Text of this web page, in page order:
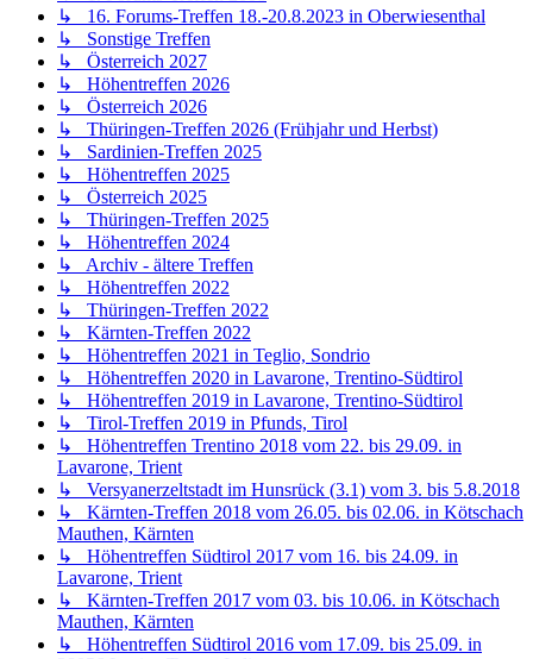
↳ Kärnten-Treffen 2016 vom 28.05. bis 04.06. in
Sonnenalpe Nassfeld, Kärnten
↳ Höhentreffen Südtirol 2015
↳ Zelt- und Zuchtreffen Pfalzfeld 2015
↳ Kärnten-Treffen 2015
↳ Höhentreffen Südtirol 2014
↳ Kärnten-Treffen 2014
↳ Höhentreffen Südtirol 2013
↳ Kärnten-Treffen 2013
↳ Höhentreffen Südtirol 2012
↳ Treffen Salzburger Land 2012
↳ Höhentreffen Südtirol 2011
↳ Saisoneröffnungstreffen 2011 Sontra
↳ Schmücke-Treffen 2010
↳ Tann-Treffen 2009
↳ Kloster-Treffen 2009
↳ Thüringen-Treffen 2023
↳ Kärnten-Treffen 2023
↳ Höhentreffen 2023
↳ Kärnten-Treffen 2024
↳ Thüringen-Treffen 2024
Tipps, Tricks und Erfahrungen zur Versys 650-Technik
↳ Allgemeines und FAQ zur Kawasaki Versys 650
↳ Originalauspuff der Kawasaki Versys 650
↳ Original-Fahrwerk, Bremsen, Gabel, Schwinge der
Kawasaki Versys 650
↳ Reifen für die Kawasaki Versys 650
↳ Motor, Elektrik und Leistungssteigerung der Kawasaki
Versys 650